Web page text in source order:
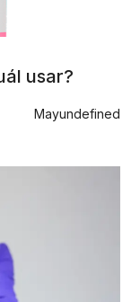
usar?
Mayundefined